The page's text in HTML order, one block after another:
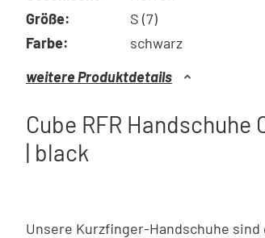
Größe:
S (7)
Farbe:
schwarz
weitere Produktdetails
Cube RFR
| black
Unsere Kurzfinger-Handschuhe sind